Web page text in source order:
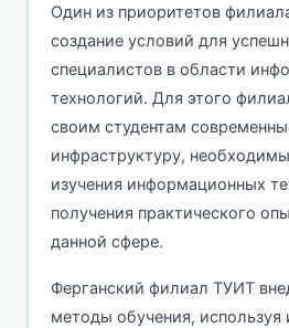
Один из приоритетов
создание условий для
специалистов в области
технологий. Для этого
своим студентам
инфраструктуру,
изучения информационных
получения практического
данной сфере.
Ферганский филиал ТУИТ
методы обучения, используя